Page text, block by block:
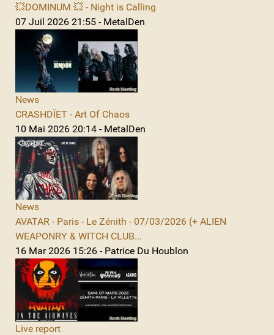
💥DOMINUM 💥 - Night is Calling
07 Juil 2026 21:55 - MetalDen
News
CRASHDÏET - Art Of Chaos
10 Mai 2026 20:14 - MetalDen
News
AVATAR - Paris - Le Zénith - 07/03/2026 (+ ALIEN
WEAPONRY & WITCH CLUB...
16 Mar 2026 15:26 - Patrice Du Houblon
Live report